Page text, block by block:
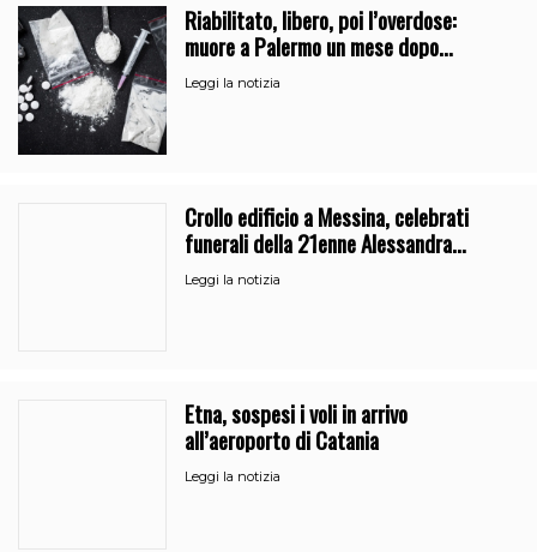
Riabilitato, libero, poi l’overdose:
muore a Palermo un mese dopo
l’uscita dalla comunità
Leggi la notizia
Crollo edificio a Messina, celebrati
funerali della 21enne Alessandra
Frazzica
Leggi la notizia
Etna, sospesi i voli in arrivo
all’aeroporto di Catania
Leggi la notizia